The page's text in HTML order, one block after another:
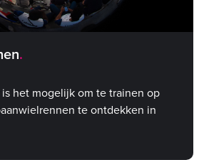
het mogelijk om te trainen op
te ontdekken in